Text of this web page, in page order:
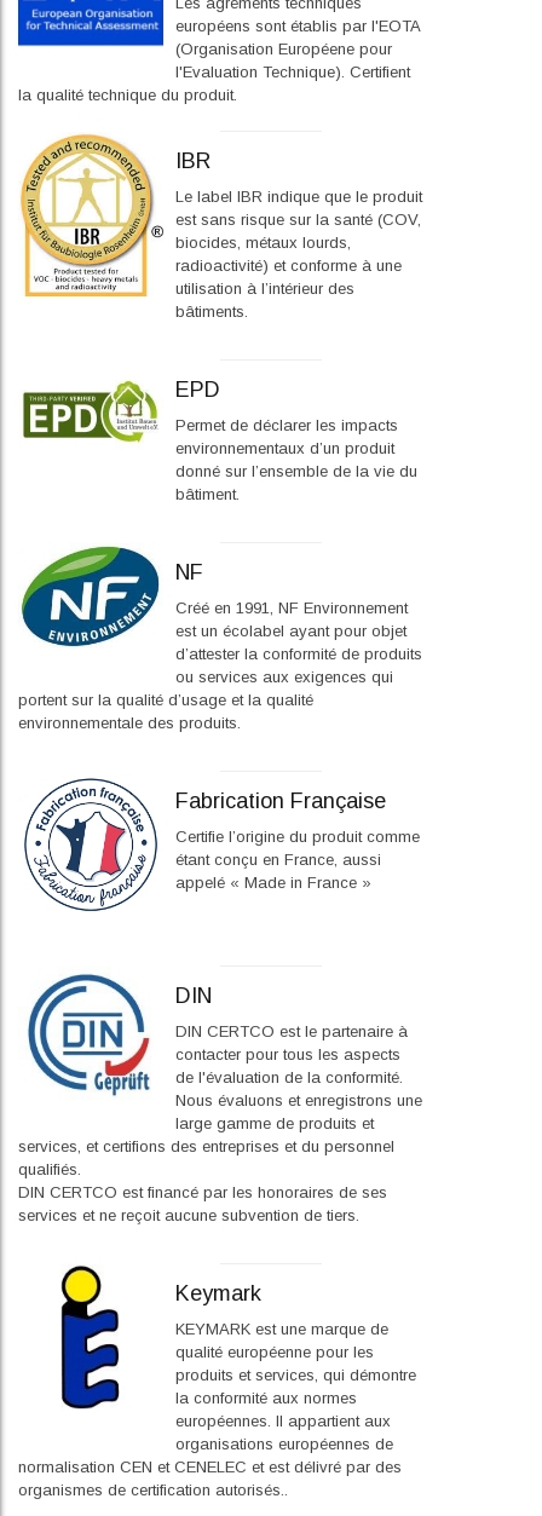
européens sont établis par l'EOTA
(Organisation Européene pour
l'Evaluation Technique). Certifient
la qualité technique du produit.
IBR
Le label IBR indique que le produit
est sans risque sur la santé (COV,
biocides, métaux lourds,
radioactivité) et conforme à une
utilisation à l’intérieur des
bâtiments.
EPD
Permet de déclarer les impacts
environnementaux d’un produit
donné sur l’ensemble de la vie du
bâtiment.
NF
Créé en 1991, NF Environnement
est un écolabel ayant pour objet
d’attester la conformité de produits
ou services aux exigences qui
portent sur la qualité d’usage et la qualité
environnementale des produits.
Fabrication Française
Certifie l’origine du produit comme
étant conçu en France, aussi
appelé « Made in France »
DIN
DIN CERTCO est le partenaire à
contacter pour tous les aspects
de l'évaluation de la conformité.
Nous évaluons et enregistrons une
large gamme de produits et
services, et certifions des entreprises et du personnel
qualifiés.
DIN CERTCO est financé par les honoraires de ses
services et ne reçoit aucune subvention de tiers.
Keymark
KEYMARK est une marque de
qualité européenne pour les
produits et services, qui démontre
la conformité aux normes
européennes. Il appartient aux
organisations européennes de
normalisation CEN et CENELEC et est délivré par des
organismes de certification autorisés..